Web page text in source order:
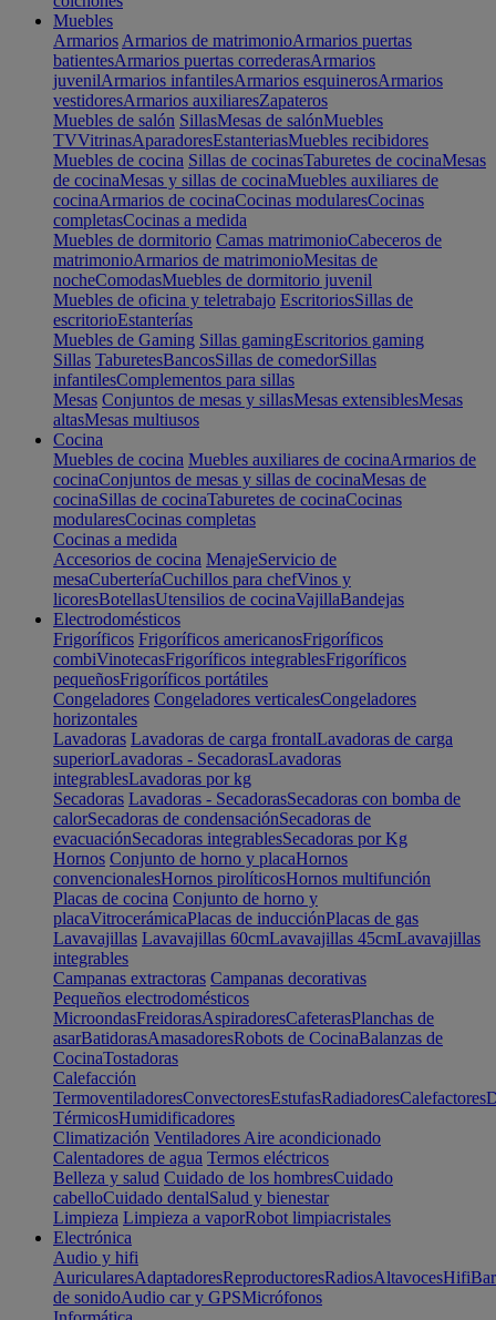
Muebles
Armarios Armarios de matrimonioArmarios puertas
batientesArmarios puertas correderasArmarios
juvenilArmarios infantilesArmarios esquinerosArmarios
vestidoresArmarios auxiliaresZapateros
Muebles de salón SillasMesas de salónMuebles
TVVitrinasAparadoresEstanteriasMuebles recibidores
Muebles de cocina Sillas de cocinasTaburetes de cocinaMesas
de cocinaMesas y sillas de cocinaMuebles auxiliares de
cocinaArmarios de cocinaCocinas modularesCocinas
completasCocinas a medida
Muebles de dormitorio Camas matrimonioCabeceros de
matrimonioArmarios de matrimonioMesitas de
nocheComodasMuebles de dormitorio juvenil
Muebles de oficina y teletrabajo EscritoriosSillas de
escritorioEstanterías
Muebles de Gaming Sillas gamingEscritorios gaming
Sillas TaburetesBancosSillas de comedorSillas
infantilesComplementos para sillas
Mesas Conjuntos de mesas y sillasMesas extensiblesMesas
altasMesas multiusos
Cocina
Muebles de cocina Muebles auxiliares de cocinaArmarios de
cocinaConjuntos de mesas y sillas de cocinaMesas de
cocinaSillas de cocinaTaburetes de cocinaCocinas
modularesCocinas completas
Cocinas a medida
Accesorios de cocina MenajeServicio de
mesaCuberteríaCuchillos para chefVinos y
licoresBotellasUtensilios de cocinaVajillaBandejas
Electrodomésticos
Frigoríficos Frigoríficos americanosFrigoríficos
combiVinotecasFrigoríficos integrablesFrigoríficos
pequeñosFrigoríficos portátiles
Congeladores Congeladores verticalesCongeladores
horizontales
Lavadoras Lavadoras de carga frontalLavadoras de carga
superiorLavadoras - SecadorasLavadoras
integrablesLavadoras por kg
Secadoras Lavadoras - SecadorasSecadoras con bomba de
calorSecadoras de condensaciónSecadoras de
evacuaciónSecadoras integrablesSecadoras por Kg
Hornos Conjunto de horno y placaHornos
convencionalesHornos pirolíticosHornos multifunción
Placas de cocina Conjunto de horno y
placaVitrocerámicaPlacas de inducciónPlacas de gas
Lavavajillas Lavavajillas 60cmLavavajillas 45cmLavavajillas
integrables
Campanas extractoras Campanas decorativas
Pequeños electrodomésticos
MicroondasFreidorasAspiradoresCafeterasPlanchas de
asarBatidorasAmasadoresRobots de CocinaBalanzas de
CocinaTostadoras
Calefacción
TermoventiladoresConvectoresEstufasRadiadoresCalefactores
TérmicosHumidificadores
Climatización Ventiladores Aire acondicionado
Calentadores de agua Termos eléctricos
Belleza y salud Cuidado de los hombresCuidado
cabelloCuidado dentalSalud y bienestar
Limpieza Limpieza a vaporRobot limpiacristales
Electrónica
Audio y hifi
AuricularesAdaptadoresReproductoresRadiosAltavocesHifi
de sonidoAudio car y GPSMicrófonos